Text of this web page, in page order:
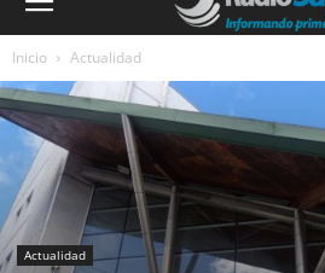
Inicio Actualidad
Actualidad